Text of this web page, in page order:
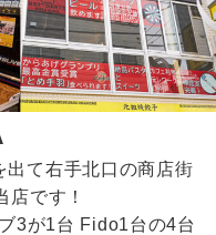
出て右手北口の商店街
店です！
3が1台 Fido1台の4台